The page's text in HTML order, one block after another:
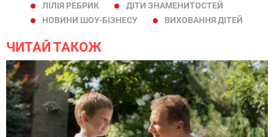
ЛІЛІЯ РЕБРИК
ДІТИ ЗНАМЕНИТОСТЕЙ
НОВИНИ ШОУ-БІЗНЕСУ
ВИХОВАННЯ ДІТЕЙ
ЧИТАЙ ТАКОЖ